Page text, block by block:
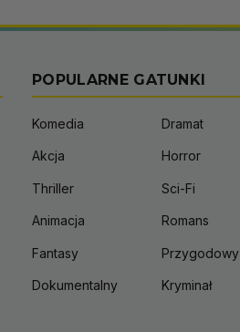
POPULARNE GATUNKI
Komedia Dramat
Akcja Horror
Thriller Sci-Fi
Animacja Romans
Fantasy Przygodowy
Dokumentalny Kryminał